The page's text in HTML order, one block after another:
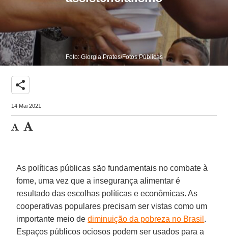
Foto: Giorgia Prates/Fotos Públicas
share
14 Mai 2021
As políticas públicas são fundamentais no combate à
fome, uma vez que a insegurança alimentar é
resultado das escolhas políticas e econômicas. As
cooperativas populares precisam ser vistas como um
importante meio dediminuição da pobreza no Brasil .
Espaços públicos ociosos podem ser usados para a